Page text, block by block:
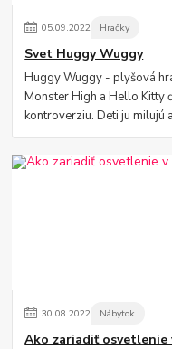
05.09.2022 Hračky
Svet Huggy Wuggy
Huggy Wuggy - plyšová
Monster High a Hello Kitty
kontroverziu. Deti ju milujú
30.08.2022 Nábytok
Ako zariadiť osvetlenie